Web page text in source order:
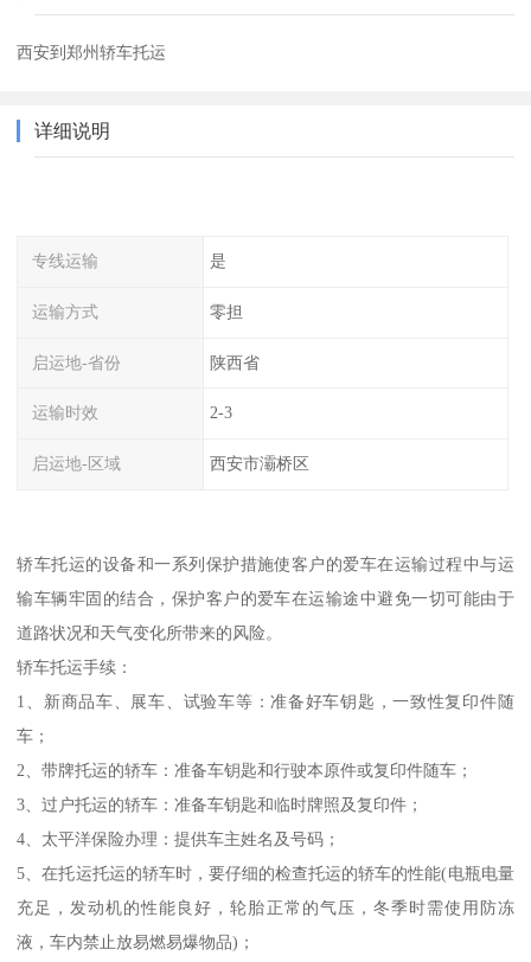
西安到郑州轿车托运
详细说明
专线运输 是
运输方式 零担
启运地-省份 陕西省
运输时效 2-3
启运地-区域 西安市灞桥区
轿车托运的设备和一系列保护措施使客户的爱车在运输过程中与运
输车辆牢固的结合，保护客户的爱车在运输途中避免一切可能由于
道路状况和天气变化所带来的风险。
轿车托运手续：
1、新商品车、展车、试验车等：准备好车钥匙，一致性复印件随
车；
2、带牌托运的轿车：准备车钥匙和行驶本原件或复印件随车；
3、过户托运的轿车：准备车钥匙和临时牌照及复印件；
4、太平洋保险办理：提供车主姓名及号码；
5、在托运托运的轿车时，要仔细的检查托运的轿车的性能(电瓶电量
充足，发动机的性能良好，轮胎正常的气压，冬季时需使用防冻
液，车内禁止放易燃易爆物品)；